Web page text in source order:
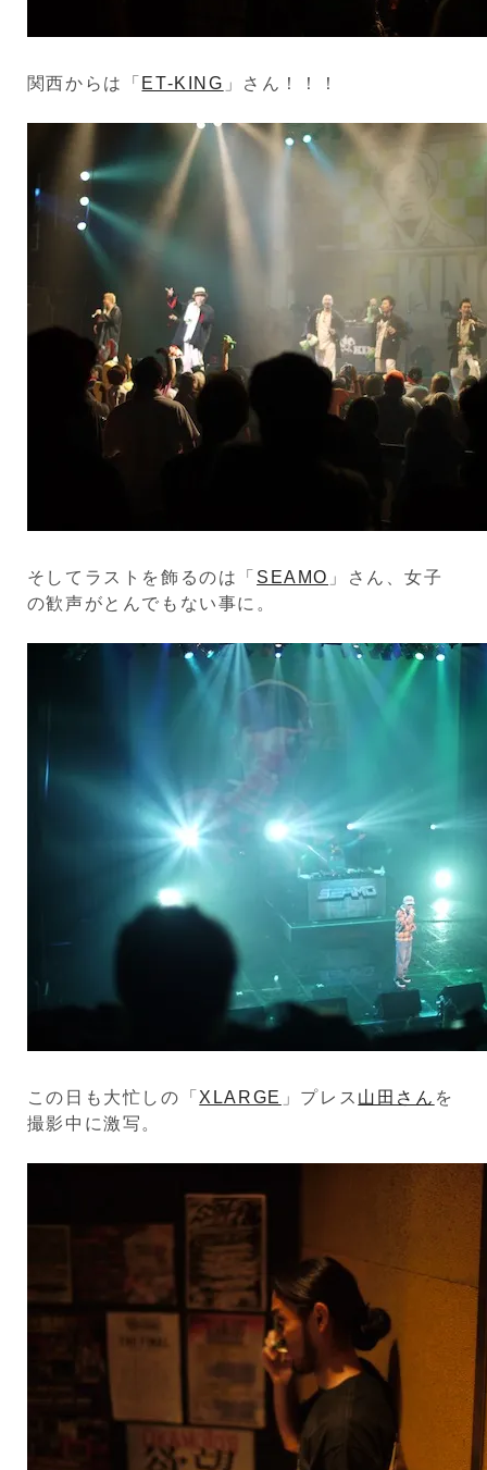
関西からは「 ET-KING 」さん！！！
そしてラストを飾るのは「 SEAMO 」さん、女子
の歓声がとんでもない事に。
この日も大忙しの「 XLARGE 」プレス 山田さん を
撮影中に激写。